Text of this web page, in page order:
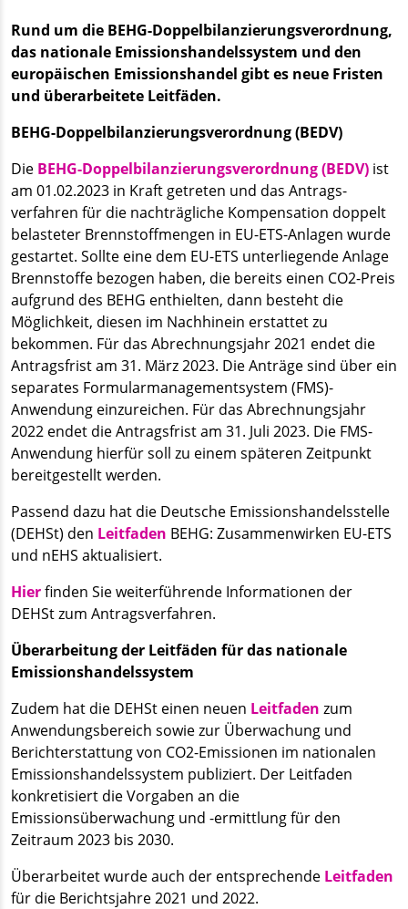
Rund um die BEHG-Doppelbilanzierungsverordnung,
das nationale Emissionshandelssystem und den
europäischen Emissionshandel gibt es neue Fristen
und überarbeitete Leitfäden.
BEHG-Doppelbilanzierungsverordnung (BEDV)
Die BEHG-Doppelbilanzierungsverordnung (BEDV) ist
am 01.02.2023 in Kraft getreten und das Antrags-
verfahren für die nachträgliche Kompensation doppelt
belasteter Brennstoffmengen in EU-ETS-Anlagen wurde
gestartet. Sollte eine dem EU-ETS unterliegende Anlage
Brennstoffe bezogen haben, die bereits einen CO2-Preis
aufgrund des BEHG enthielten, dann besteht die
Möglichkeit, diesen im Nachhinein erstattet zu
bekommen. Für das Abrechnungsjahr 2021 endet die
Antragsfrist am 31. März 2023. Die Anträge sind über ein
separates Formularmanagementsystem (FMS)-
Anwendung einzureichen. Für das Abrechnungsjahr
2022 endet die Antragsfrist am 31. Juli 2023. Die FMS-
Anwendung hierfür soll zu einem späteren Zeitpunkt
bereitgestellt werden.
Passend dazu hat die Deutsche Emissionshandelsstelle
(DEHSt) den Leitfaden BEHG: Zusammenwirken EU-ETS
und nEHS aktualisiert.
Hierfinden Sie weiterführende Informationen der
DEHSt zum Antragsverfahren.
Überarbeitung der Leitfäden für das nationale
Emissionshandelssystem
Zudem hat die DEHSt einen neuen Leitfaden zum
Anwendungsbereich sowie zur Überwachung und
Berichterstattung von CO2-Emissionen im nationalen
Emissionshandelssystem publiziert. Der Leitfaden
konkretisiert die Vorgaben an die
Emissionsüberwachung und -ermittlung für den
Zeitraum 2023 bis 2030.
Überarbeitet wurde auch der entsprechende Leitfaden
für die Berichtsjahre 2021 und 2022.